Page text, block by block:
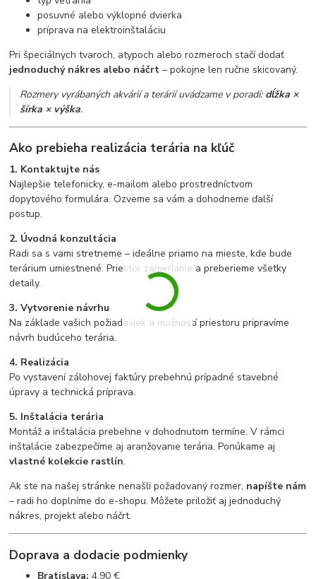
posuvné alebo výklopné dvierka
príprava na elektroinštaláciu
Pri špeciálnych tvaroch, atypoch alebo rozmeroch stačí dodať
jednoduchý nákres alebo náčrt – pokojne len ručne skicovaný.
Rozmery vyrábaných akvárií a terárií uvádzame v poradí: dĺžka ×
šírka × výška.
Ako prebieha realizácia terária na kľúč
1. Kontaktujte nás
Najlepšie telefonicky, e-mailom alebo prostredníctvom
dopytového formulára. Ozveme sa vám a dohodneme ďalší
postup.
2. Úvodná konzultácia
Radi sa s vami stretneme – ideálne priamo na mieste, kde bude
terárium umiestnené. Priestor zameriame a preberieme všetky
detaily.
3. Vytvorenie návrhu
Na základe vašich požiadaviek a možností priestoru pripravíme
návrh budúceho terária.
4. Realizácia
Po vystavení zálohovej faktúry prebehnú prípadné stavebné
úpravy a technická príprava.
5. Inštalácia terária
Montáž a inštalácia prebehne v dohodnutom termíne. V rámci
inštalácie zabezpečíme aj aranžovanie terária. Ponúkame aj
vlastné kolekcie rastlín.
Ak ste na našej stránke nenašli požadovaný rozmer, napíšte nám
– radi ho doplníme do e-shopu. Môžete priložiť aj jednoduchý
nákres, projekt alebo náčrt.
Doprava a dodacie podmienky
Bratislava: 4,90 €